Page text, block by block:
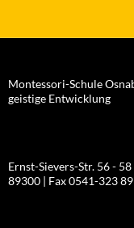
Montessori-Schule
geistige Entwicklung
Ernst-Sievers-Str. 56 -
89300 | Fax 0541-323